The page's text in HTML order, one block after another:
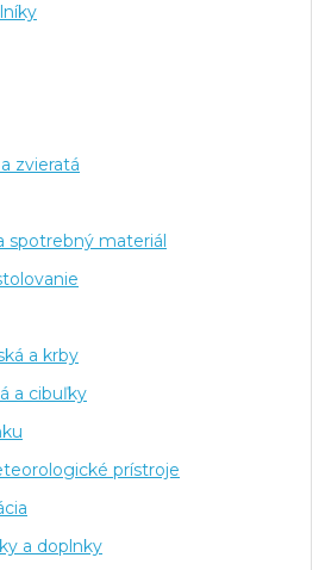
zvieratá
spotrebný materiál
a krby
a cibuľky
prístroje
a doplnky